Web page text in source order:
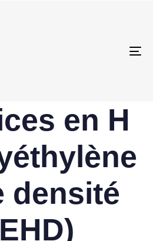
en H
densité